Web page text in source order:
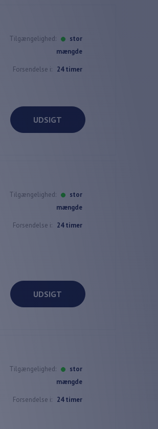
Tilgængelighed:
stor
mængde
Forsendelse i: 24 timer
UDSIGT
Tilgængelighed:
stor
mængde
Forsendelse i: 24 timer
UDSIGT
Tilgængelighed:
stor
mængde
Forsendelse i: 24 timer